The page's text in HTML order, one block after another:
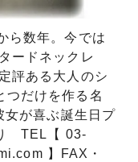
ら数年。今では
ードネックレ
評ある大人のシ
つだけを作る名
女が喜ぶ誕生日プ
TEL【 03-
】FAX・